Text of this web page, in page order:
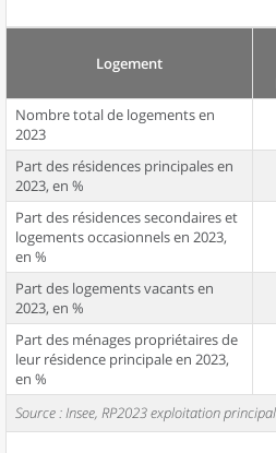
Logement
Nombre total de logements en
2023
Part des résidences principales en
2023, en %
Part des résidences secondaires et
logements occasionnels en 2023,
en %
Part des logements vacants en
2023, en %
Part des ménages propriétaires de
leur résidence principale en 2023,
en %
Source : Insee, RP2023 exploitation